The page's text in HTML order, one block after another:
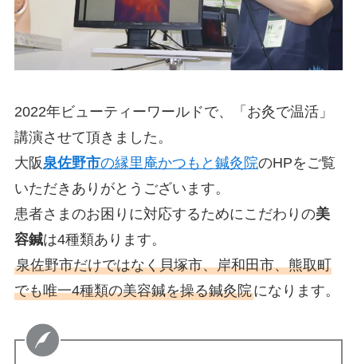
2022年ビューティーワールドで、「お灸で温活」
講演させて頂きました。
大阪泉佐野市の縁里庵かつもと鍼灸院のHPをご覧
いただきありがとうございます。
患者さまのお困りに対応するためにこだわりの美
容鍼は4種類あります。
泉佐野市だけではなく貝塚市、岸和田市、熊取町
でも唯一4種類の美容鍼を操る鍼灸院になります。